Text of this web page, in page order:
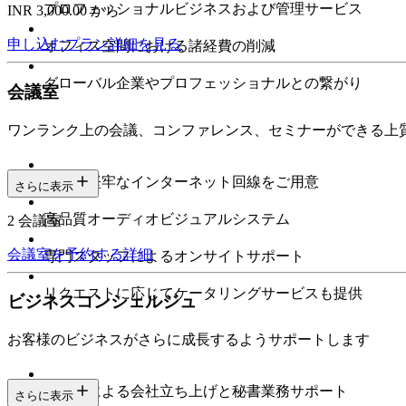
プロフェッショナルビジネスおよび管理サービス
オフィス空間における諸経費の削減
グローバル企業やプロフェッショナルとの繋がり
INR 3,000.00 から
申し込むプラン詳細を見る
会議室
ワンランク上の会議、コンファレンス、セミナーができる上
高速で堅牢なインターネット回線をご用意
高品質オーディオビジュアルシステム
専門スタッフによるオンサイトサポート
リクエストに応じてケータリングサービスも提供
さらに表示
2 会議室
会議室を予約する詳細
ビジネスコンシェルジュ
お客様のビジネスがさらに成長するようサポートします
専門家による会社立ち上げと秘書業務サポート
さらに表示